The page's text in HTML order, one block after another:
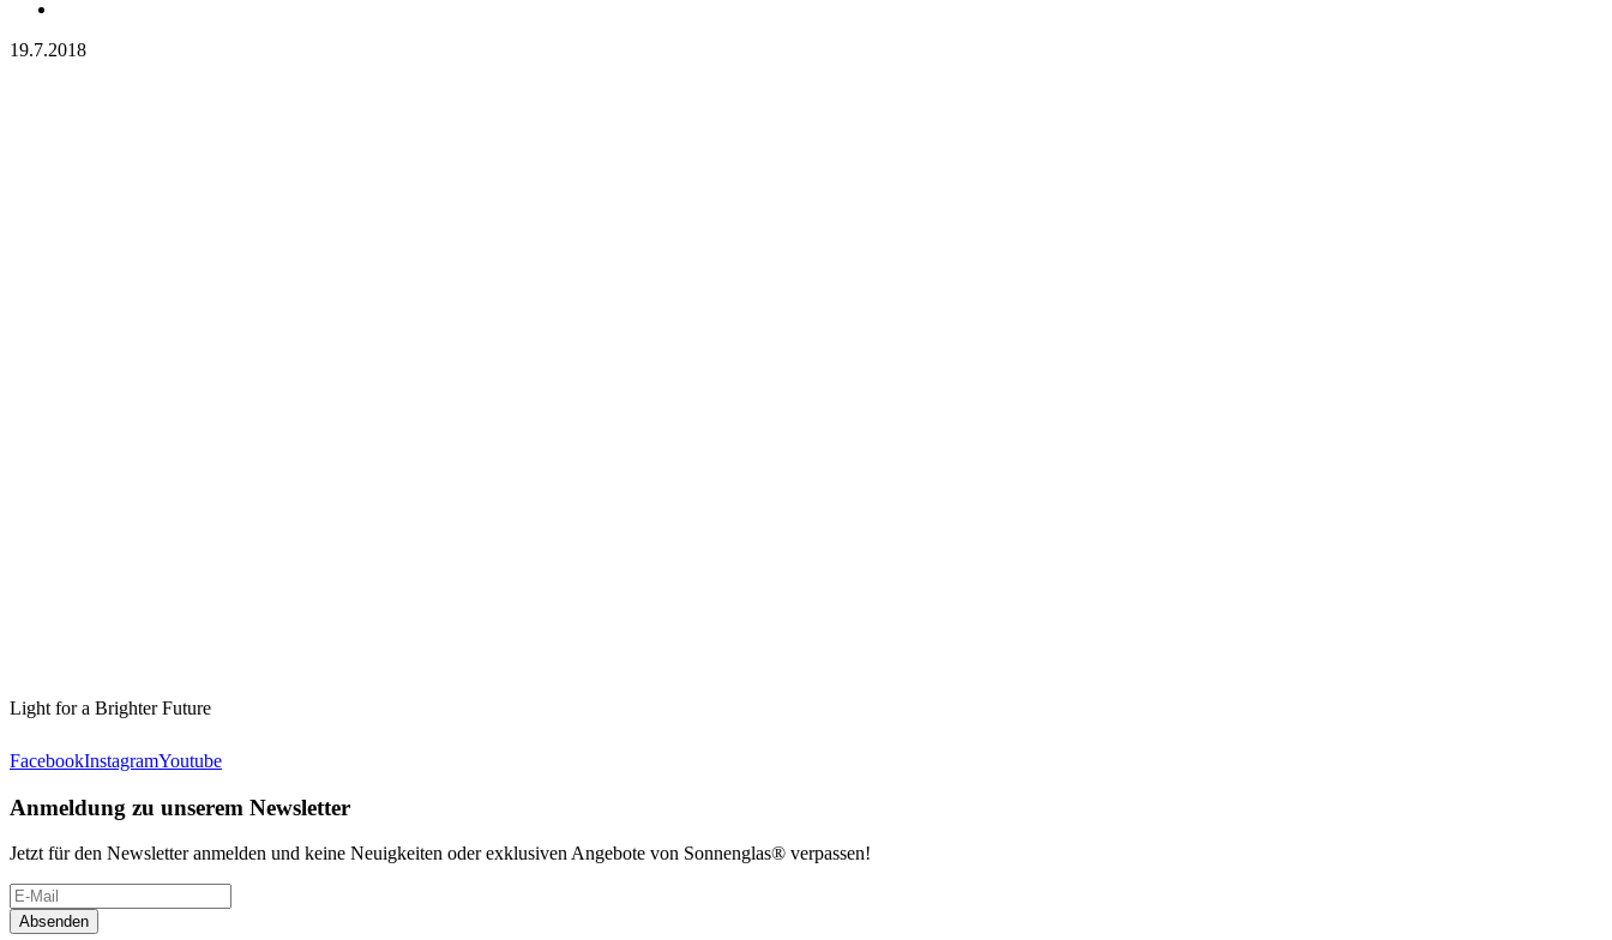
19.7.2018
Light for a Brighter Future
FacebookInstagramYoutube
Anmeldung zu unserem Newsletter
Jetzt für den Newsletter anmelden und keine Neuigkeiten oder exklusiven Angebote von Sonnenglas® verpassen!
Absenden